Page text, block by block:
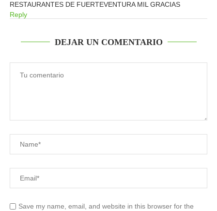
RESTAURANTES DE FUERTEVENTURA MIL GRACIAS
Reply
DEJAR UN COMENTARIO
Save my name, email, and website in this browser for the